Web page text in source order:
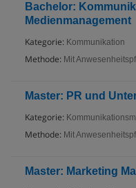
Bachelor:
Medienmanagement
Kategorie: Kommunikation
Methode: Mit
Master: PR und
Kategorie:
Methode: Mit
Master: Marketing